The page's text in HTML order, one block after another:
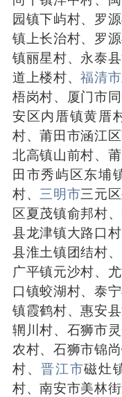
园镇下屿村、罗
镇上长治村、罗
镇丽星村、永泰
道上楼村、福清市
梧岗村、厦门市
安区内厝镇黄厝
村、莆田市涵江
北高镇山前村、
田市秀屿区东埔
村、三明市三元
区夏茂镇俞邦村
县龙津镇大路口
县淮土镇团结村
广平镇元沙村、
口镇蛟湖村、泰
镇霞鹤村、惠安
辋川村、石狮市
农村、石狮市锦
村、晋江市磁灶
村、南安市美林